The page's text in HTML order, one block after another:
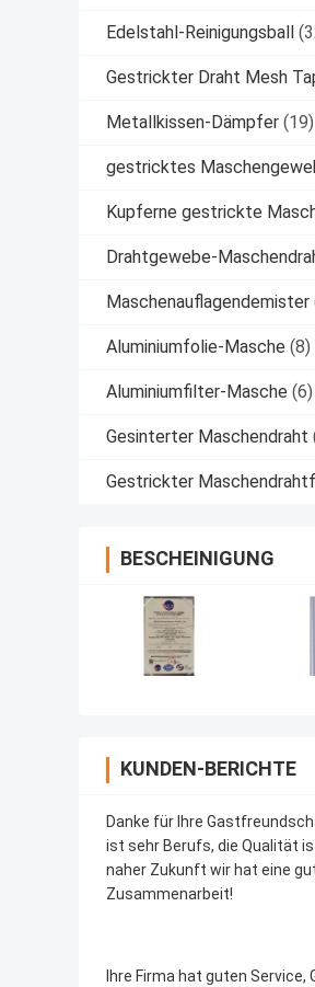
Edelstahl-Reinigungsball
Gestrickter Draht Mesh
Metallkissen-Dämpfer (19)
gestricktes
Kupferne gestrickte
Drahtgewebe-
Maschenauflagendemister
Aluminiumfolie-Masche (8)
Aluminiumfilter-Masche (6)
Gesinterter Maschendraht
Gestrickter
BESCHEINIGUNG
KUNDEN-BERICHTE
Danke für Ihre
ist sehr Berufs, die Qualität
naher Zukunft wir hat eine
Zusammenarbeit!
Ihre Firma hat guten Service,